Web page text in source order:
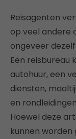
Reisagenten
op veel andere
ongeveer
Een reisbureau
autohuur, een
diensten,
en
Hoewel deze
kunnen